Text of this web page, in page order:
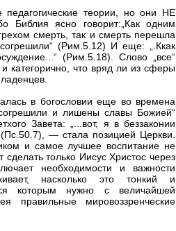
теории, но они НЕ
ясно говорит:„Как одним
смерть, так и смерть перешла
(Рим.5.12) И еще: „.Ккак
(Рим.5.18). Слово „все“
категорично, что вряд ли из сферы
в богословии еще во времена
и лишены славы Божией“
Завета: „...вот, я в беззаконии
— стала позицией Церкви.
и самое лучшее воспитание не
только Иисус Христос через
необходимости и важности
насколько это тонкий и
которым нужно с величайшей
правильные мировоззренческие